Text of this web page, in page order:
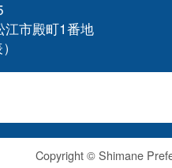
市殿町1番地
Copyright © Shimane